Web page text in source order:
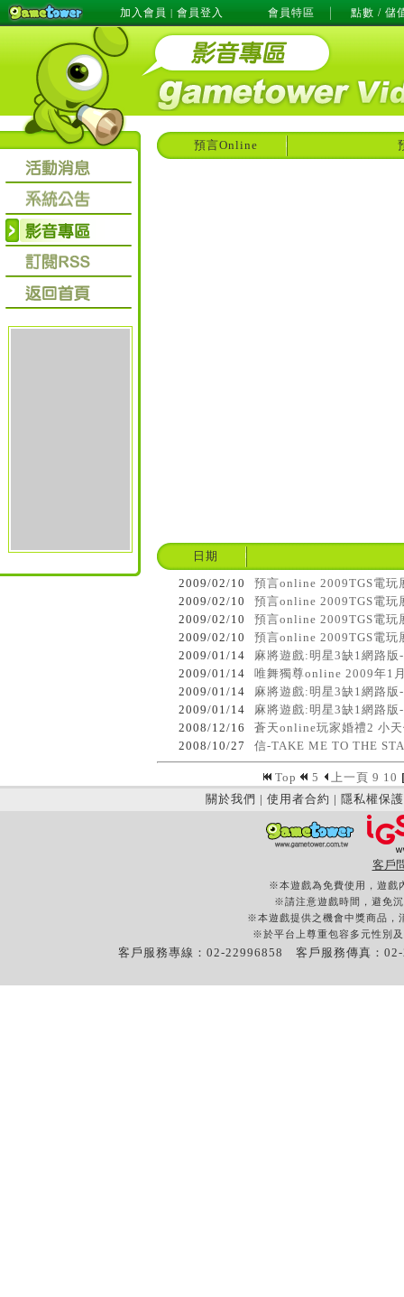
加入會員 | 會員登入 會員特區 點數 / 儲
預言Online
日期
2009/02/10
預言online 2009TGS電玩
2009/02/10
預言online 2009TGS電玩
2009/02/10
預言online 2009TGS電玩
2009/02/10
預言online 2009TGS電玩
2009/01/14
麻將遊戲:明星3缺1網路版
2009/01/14
唯舞獨尊online 2009年1
2009/01/14
麻將遊戲:明星3缺1網路版
2009/01/14
麻將遊戲:明星3缺1網路版
2008/12/16
蒼天online玩家婚禮2 小
2008/10/27
信-TAKE ME TO THE
Top 5 上一頁 9 10
關於我們 | 使用者合約 | 隱私權保護
客戶
※本遊戲為免費使用，遊戲
※請注意遊戲時間，避免
※本遊戲提供之機會中獎商品，
※於平台上尊重包容多元性別
客戶服務專線：02-22996858 客戶服務傳真：